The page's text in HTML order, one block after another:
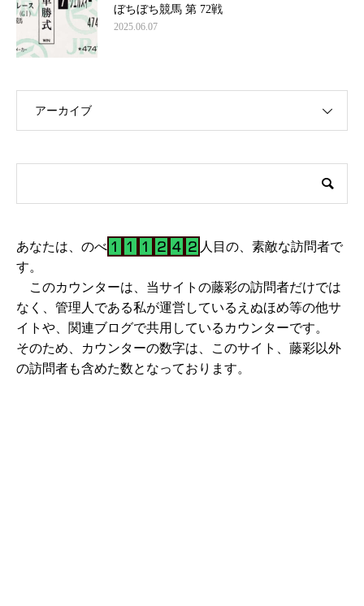
ぼちぼち競馬 第 72戦
2025.06.07
アーカイブ
あなたは、のべ
人目の、素敵な訪問者で
す。
このカウンターは、当サイトの藤彩の訪問者だけでは
なく、管理人である私が運営しているえぬほめ等の他サ
イトや、関連ブログで共用しているカウンターです。
そのため、カウンターの数字は、このサイト、藤彩以外
の訪問者も含めた数となっております。